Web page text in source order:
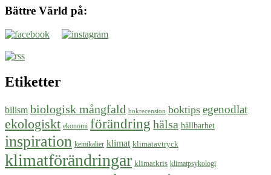
Bättre Värld på:
Etiketter
bilism biologisk mångfald bokrecension boktips egenodlat
ekologiskt ekonomi förändring hälsa hållbarhet
inspiration kemikalier klimat klimatavtryck
klimatförändringar klimatkris klimatpsykologi